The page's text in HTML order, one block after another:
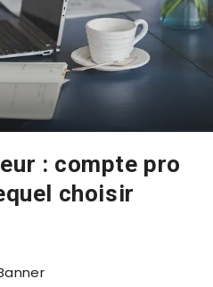
: compte pro
choisir